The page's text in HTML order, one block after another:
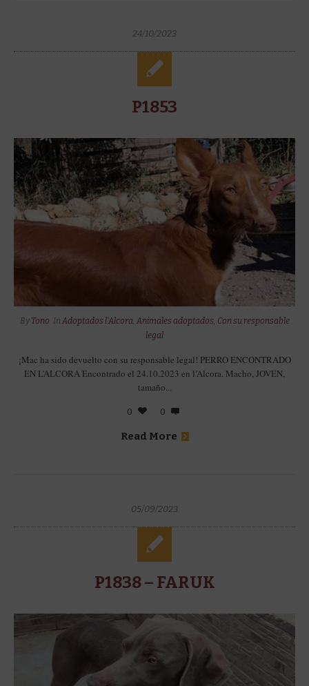
24/10/2023
P1853
By Tono In Adoptados l'Alcora, Animales adoptados, Con su responsable
legal
¡Mac ha sido devuelto con su responsable legal! PERRO ENCONTRADO
EN L’ALCORA Encontrado el 24.10.2023 en l’Alcora. Macho, JOVEN,
tamaño...
0 0
Read More
05/09/2023
P1838 – FARUK